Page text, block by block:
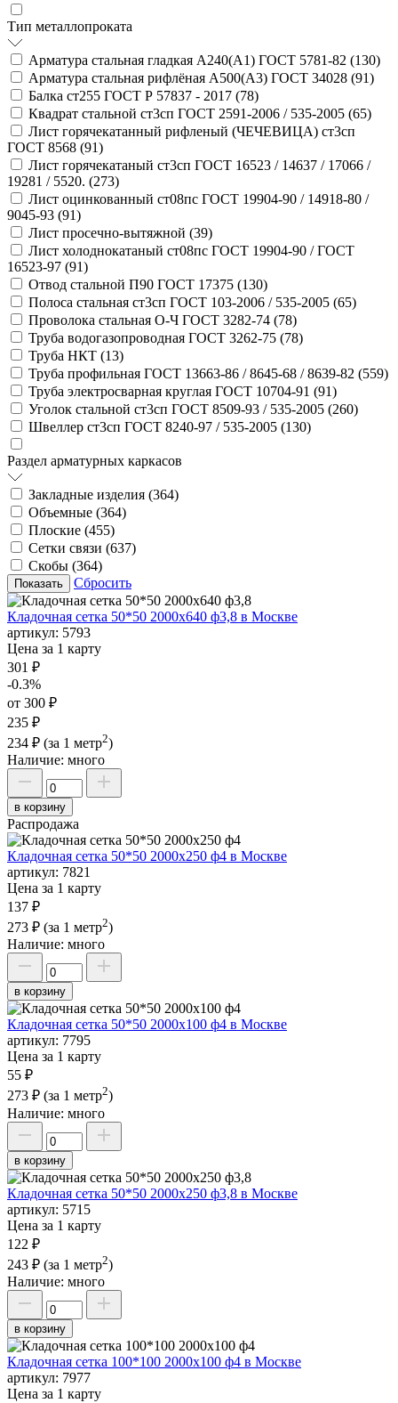
Тип металлопроката
Арматура стальная гладкая А240(А1) ГОСТ 5781-82 (130)
Арматура стальная рифлёная А500(А3) ГОСТ 34028 (91)
Балка ст255 ГОСТ Р 57837 - 2017 (78)
Квадрат стальной ст3сп ГОСТ 2591-2006 / 535-2005 (65)
Лист горячекатанный рифленый (ЧЕЧЕВИЦА) ст3сп
ГОСТ 8568 (91)
Лист горячекатаный ст3сп ГОСТ 16523 / 14637 / 17066 /
19281 / 5520. (273)
Лист оцинкованный ст08пс ГОСТ 19904-90 / 14918-80 /
9045-93 (91)
Лист просечно-вытяжной (39)
Лист холоднокатаный ст08пс ГОСТ 19904-90 / ГОСТ
16523-97 (91)
Отвод стальной П90 ГОСТ 17375 (130)
Полоса стальная ст3сп ГОСТ 103-2006 / 535-2005 (65)
Проволока стальная О-Ч ГОСТ 3282-74 (78)
Труба водогазопроводная ГОСТ 3262-75 (78)
Труба НКТ (13)
Труба профильная ГОСТ 13663-86 / 8645-68 / 8639-82 (559)
Труба электросварная круглая ГОСТ 10704-91 (91)
Уголок стальной ст3сп ГОСТ 8509-93 / 535-2005 (260)
Швеллер ст3сп ГОСТ 8240-97 / 535-2005 (130)
Раздел арматурных каркасов
Закладные изделия (364)
Объемные (364)
Плоские (455)
Сетки связи (637)
Скобы (364)
Сбросить
Кладочная сетка 50*50 2000х640 ф3,8 в Москве
артикул: 5793
Цена за 1 карту
301 ₽
-0.3%
от 300 ₽
235 ₽
234 ₽ (за 1 метр2)
Наличие: много
в корзину
Распродажа
Кладочная сетка 50*50 2000х250 ф4 в Москве
артикул: 7821
Цена за 1 карту
137 ₽
273 ₽ (за 1 метр2)
Наличие: много
в корзину
Кладочная сетка 50*50 2000х100 ф4 в Москве
артикул: 7795
Цена за 1 карту
55 ₽
273 ₽ (за 1 метр2)
Наличие: много
в корзину
Кладочная сетка 50*50 2000х250 ф3,8 в Москве
артикул: 5715
Цена за 1 карту
122 ₽
243 ₽ (за 1 метр2)
Наличие: много
в корзину
Кладочная сетка 100*100 2000х100 ф4 в Москве
артикул: 7977
Цена за 1 карту